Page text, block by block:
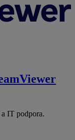
IT podpora.